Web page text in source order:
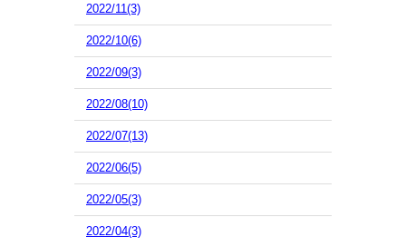
2022/11(3)
2022/10(6)
2022/09(3)
2022/08(10)
2022/07(13)
2022/06(5)
2022/05(3)
2022/04(3)